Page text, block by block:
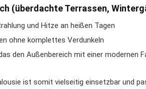
(überdachte Terrassen,
und Hitze an heißen Tagen
ohne komplettes Verdunkeln
den Außenbereich mit einer modernen
ist somit vielseitig einsetzbar und